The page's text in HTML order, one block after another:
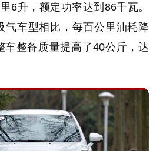
6升，额定功率达到86千瓦。
气车型相比，每百公里油耗降
车整备质量提高了40公斤，达